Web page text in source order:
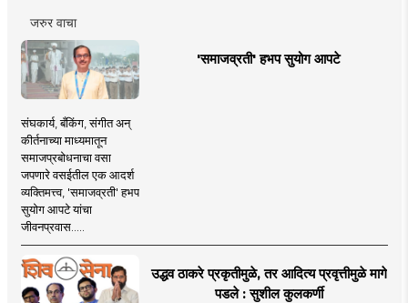
जरुर वाचा
'समाजव्रती' हभप सुयोग आपटे
संघकार्य, बँकिंग, संगीत अन्
कीर्तनाच्या माध्यमातून
समाजप्रबोधनाचा वसा
जपणारे वसईतील एक आदर्श
व्यक्तिमत्त्व, 'समाजव्रती' हभप
सुयोग आपटे यांचा
जीवनप्रवास.....
उद्धव ठाकरे प्रकृतीमुळे, तर आदित्य प्रवृत्तीमुळे मागे
पडले : सुशील कुलकर्णी